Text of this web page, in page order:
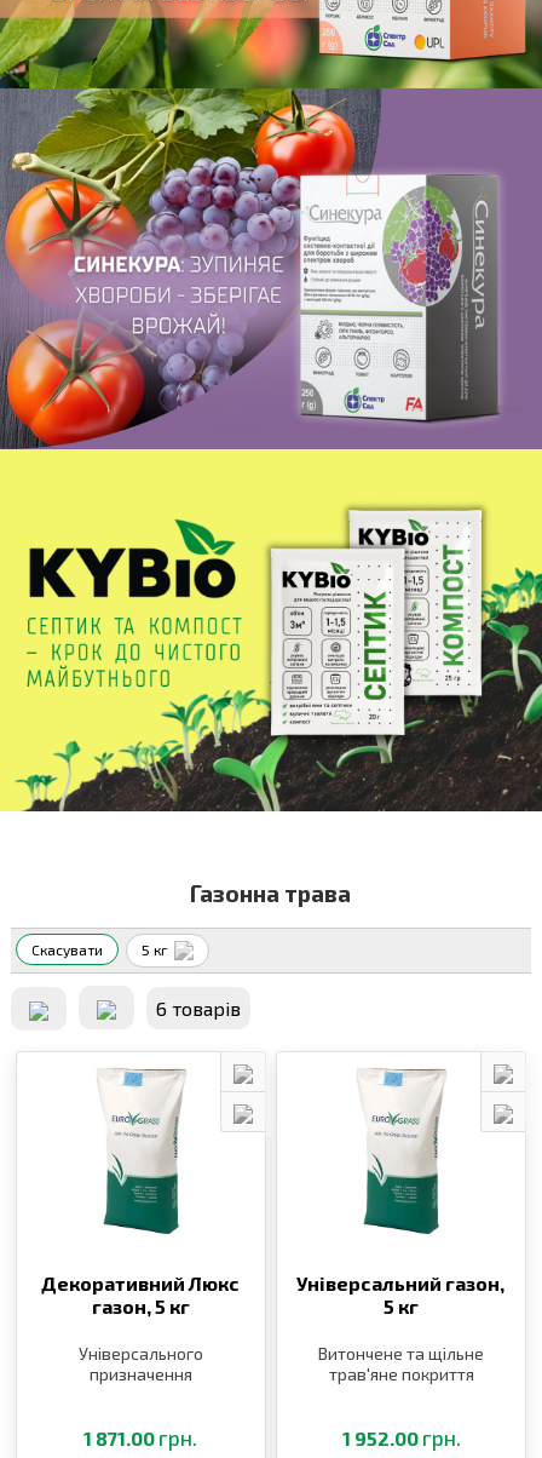
Газонна трава
Скасувати 5 кг
6 товарiв
Декоративний Люкс
газон, 5 кг
Універсального
призначення
1 871.00 грн.
Універсальний газон,
5 кг
Витончене та щільне
трав′яне покриття
1 952.00 грн.